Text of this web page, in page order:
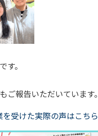
。
ご報告いただいています。
を受けた実際の声はこちら